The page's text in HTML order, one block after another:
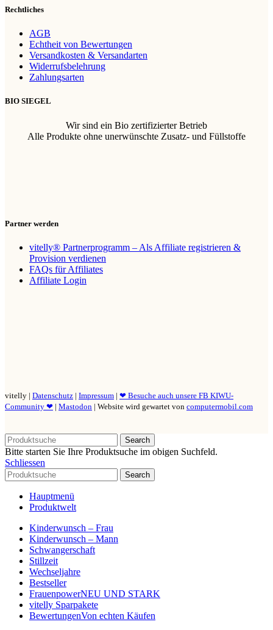
Rechtliches
AGB
Echtheit von Bewertungen
Versandkosten & Versandarten
Widerrufsbelehrung
Zahlungsarten
BIO SIEGEL
Wir sind ein Bio zertifizierter Betrieb
Alle Produkte ohne unerwünschte Zusatz- und Füllstoffe
Partner werden
vitelly® Partnerprogramm – Als Affiliate registrieren &
Provision verdienen
FAQs für Affiliates
Affiliate Login
vitelly | Datenschutz | Impressum | ❤ Besuche auch unsere FB KIWU-
Community ❤ | Mastodon | Website wird gewartet von computermobil.com
Search
Bitte starten Sie Ihre Produktsuche im obigen Suchfeld.
Schliessen
Search
Hauptmenü
Produktwelt
Kinderwunsch – Frau
Kinderwunsch – Mann
Schwangerschaft
Stillzeit
Wechseljahre
Bestseller
FrauenpowerNEU UND STARK
vitelly Sparpakete
BewertungenVon echten Käufen